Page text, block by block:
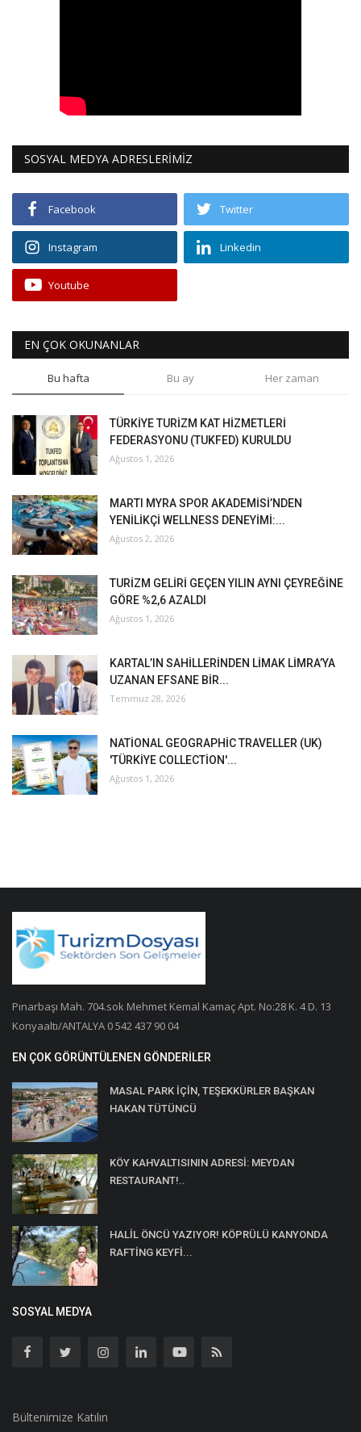
SOSYAL MEDYA ADRESLERİMİZ
Facebook Twitter
Instagram Linkedin
Youtube
EN ÇOK OKUNANLAR
Bu hafta Bu ay Her zaman
TÜRKİYE TURİZM KAT HİZMETLERİ
FEDERASYONU (TUKFED) KURULDU
Ağustos 1, 2026
MARTI MYRA SPOR AKADEMİSİ’NDEN
YENİLİKÇİ WELLNESS DENEYİMİ:...
Ağustos 2, 2026
TURİZM GELİRİ GEÇEN YILIN AYNI ÇEYREĞİNE
GÖRE %2,6 AZALDI
Ağustos 1, 2026
KARTAL’IN SAHİLLERİNDEN LİMAK LİMRA’YA
UZANAN EFSANE BİR...
Temmuz 28, 2026
NATİONAL GEOGRAPHİC TRAVELLER (UK)
'TÜRKİYE COLLECTİON'...
Ağustos 1, 2026
Pınarbaşı Mah. 704.sok Mehmet Kemal Kamaç Apt. No:28 K. 4 D. 13
Konyaaltı/ANTALYA 0 542 437 90 04
EN ÇOK GÖRÜNTÜLENEN GÖNDERILER
MASAL PARK İÇİN, TEŞEKKÜRLER BAŞKAN
HAKAN TÜTÜNCÜ
KÖY KAHVALTISININ ADRESİ: MEYDAN
RESTAURANT!..
HALİL ÖNCÜ YAZIYOR! KÖPRÜLÜ KANYONDA
RAFTİNG KEYFİ...
SOSYAL MEDYA
Bültenimize Katılın